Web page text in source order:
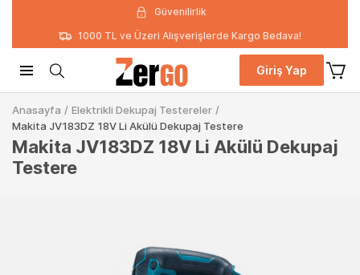
Güvenilirlik
1000 TL ve Üzeri Alışverişlerde Kargo Bedava!
Giriş Yap
Anasayfa / Elektrikli Dekupaj Testereler /
Makita JV183DZ 18V Li Akülü Dekupaj Testere
Makita JV183DZ 18V Li Akülü Dekupaj
Testere